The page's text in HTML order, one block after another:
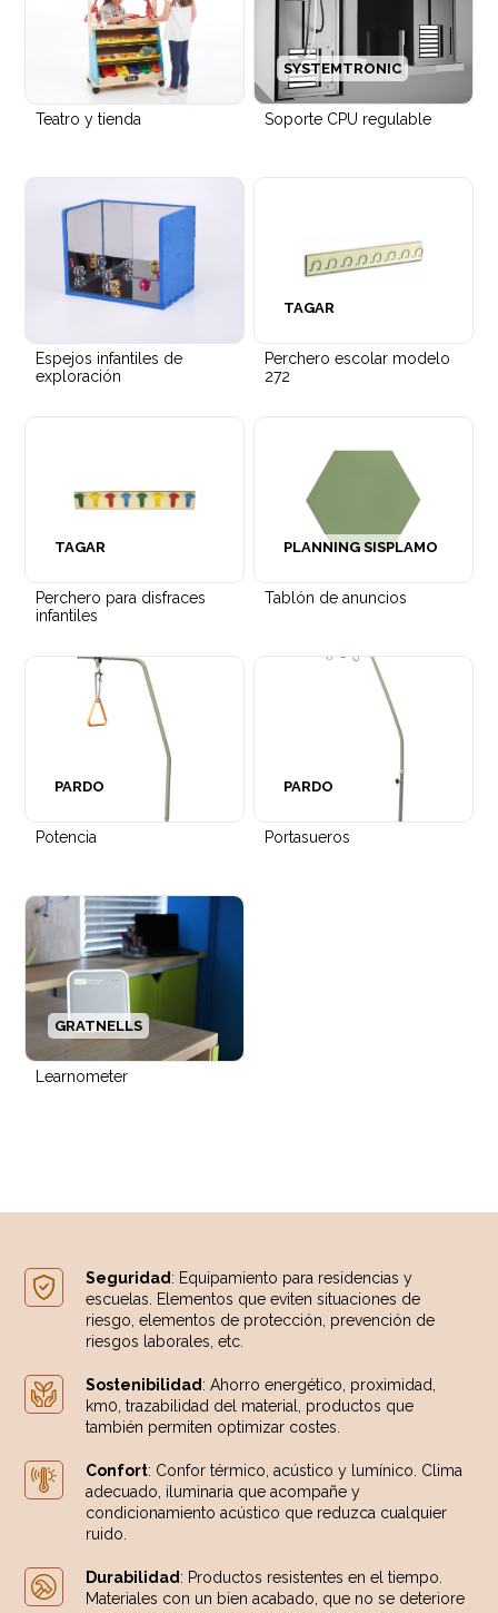
Teatro y tienda Soporte CPU regulable
SYSTEMTRONIC
Espejos infantiles de
exploración
Perchero escolar modelo
272
TAGAR
Perchero para disfraces
infantiles
TAGAR
Tablón de anuncios
PLANNING SISPLAMO
Potencia
PARDO
Portasueros
PARDO
Learnometer
GRATNELLS
Seguridad : Equipamiento para residencias y
escuelas. Elementos que eviten situaciones de
riesgo, elementos de protección, prevención de
riesgos laborales, etc.
Sostenibilidad : Ahorro energético, proximidad,
km0, trazabilidad del material, productos que
también permiten optimizar costes.
Confort: Confor térmico, acústico y lumínico. Clima
adecuado, iluminaria que acompañe y
condicionamiento acústico que reduzca cualquier
ruido.
Durabilidad : Productos resistentes en el tiempo.
Materiales con un bien acabado, que no se deteriore